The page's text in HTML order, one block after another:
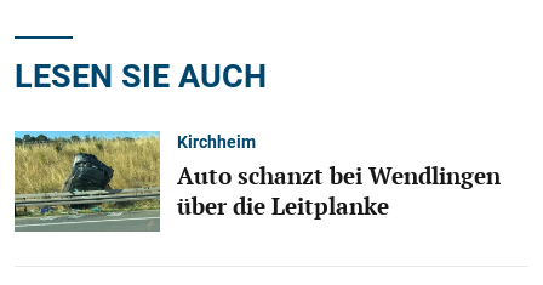
LESEN SIE AUCH
Kirchheim
Auto schanzt bei Wendlingen
über die Leitplanke